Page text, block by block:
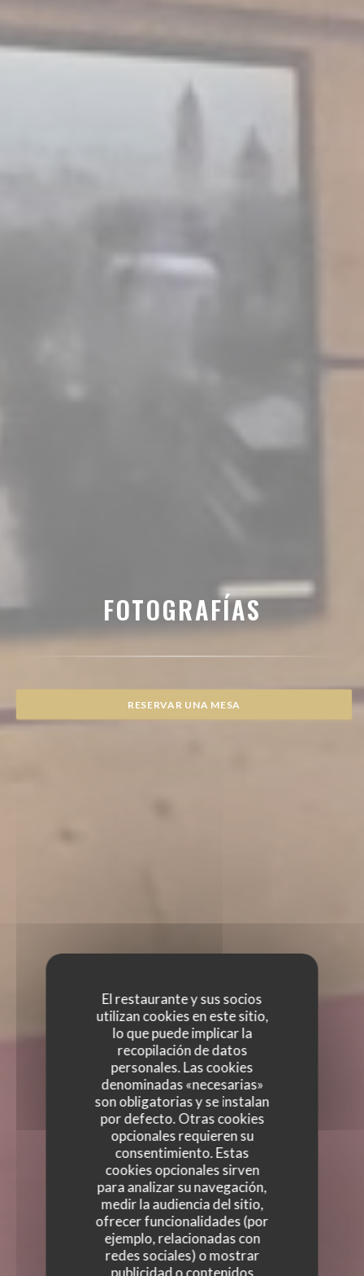
El restaurante y sus socios
utilizan cookies en este sitio,
lo que puede implicar la
recopilación de datos
personales. Las cookies
denominadas «necesarias»
son obligatorias y se instalan
por defecto. Otras cookies
opcionales requieren su
consentimiento. Estas
cookies opcionales sirven
para analizar su navegación,
medir la audiencia del sitio,
ofrecer funcionalidades (por
ejemplo, relacionadas con
redes sociales) o mostrar
publicidad o contenidos
FOTOGRAFÍAS
RESERVAR UNA MESA